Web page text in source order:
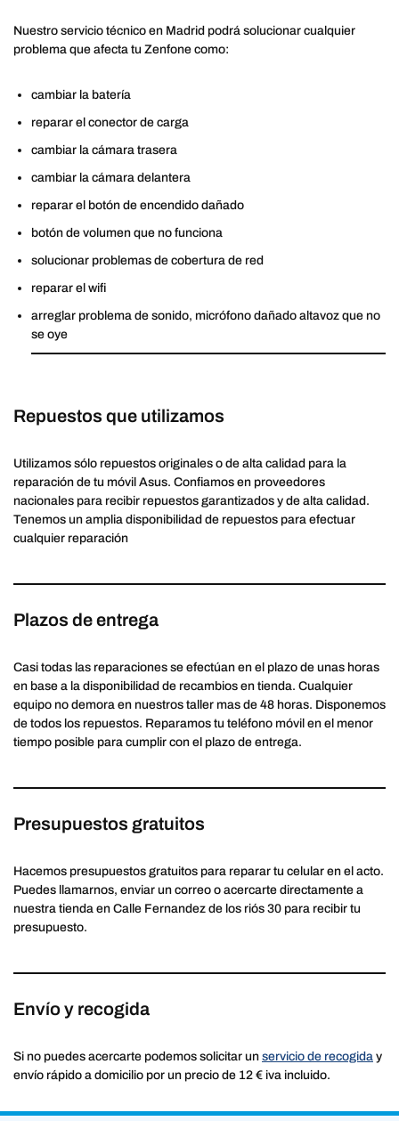
Nuestro servicio técnico en Madrid podrá solucionar cualquier
problema que afecta tu Zenfone como:
cambiar la batería
reparar el conector de carga
cambiar la cámara trasera
cambiar la cámara delantera
reparar el botón de encendido dañado
botón de volumen que no funciona
solucionar problemas de cobertura de red
reparar el wifi
arreglar problema de sonido, micrófono dañado altavoz que no
se oye
Repuestos que utilizamos
Utilizamos sólo repuestos originales o de alta calidad para la
reparación de tu móvil Asus. Confiamos en proveedores
nacionales para recibir repuestos garantizados y de alta calidad.
Tenemos un amplia disponibilidad de repuestos para efectuar
cualquier reparación
Plazos de entrega
Casi todas las reparaciones se efectúan en el plazo de unas horas
en base a la disponibilidad de recambios en tienda. Cualquier
equipo no demora en nuestros taller mas de 48 horas. Disponemos
de todos los repuestos. Reparamos tu teléfono móvil en el menor
tiempo posible para cumplir con el plazo de entrega.
Presupuestos gratuitos
Hacemos presupuestos gratuitos para reparar tu celular en el acto.
Puedes llamarnos, enviar un correo o acercarte directamente a
nuestra tienda en Calle Fernandez de los riós 30 para recibir tu
presupuesto.
Envío y recogida
Si no puedes acercarte podemos solicitar un servicio de recogida y
envío rápido a domicilio por un precio de 12 € iva incluido.